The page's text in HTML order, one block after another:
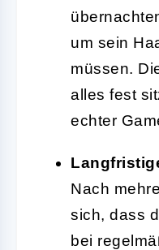
um sein
müssen.
alles fest
echter
Nach
sich, dass
bei